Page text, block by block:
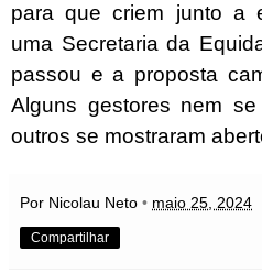
para que criem junto a
uma Secretaria da
passou e a proposta
Alguns gestores nem
outros se mostraram
Por Nicolau Neto • maio 25, 2024
Compartilhar